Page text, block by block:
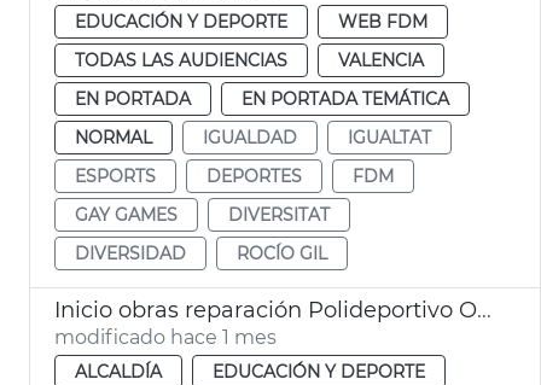
EDUCACIÓN Y DEPORTE
WEB FDM
TODAS LAS AUDIENCIAS
VALENCIA
EN PORTADA
EN PORTADA TEMÁTICA
NORMAL
IGUALDAD
IGUALTAT
ESPORTS
DEPORTES
FDM
GAY GAMES
DIVERSITAT
DIVERSIDAD
ROCÍO GIL
Inicio obras reparación Polideportivo Orriols València
modificado hace 1 mes
ALCALDÍA
EDUCACIÓN Y DEPORTE